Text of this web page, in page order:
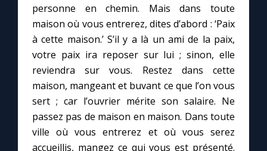
Marie qui défait les nœuds
Me consacrer à Jésus par Marie
Mes intentions de prière
Une Minute avec Marie
personne en chemin. Mais dans toute
maison où vous entrerez, dites d’abord : ‘Paix
à cette maison.’ S’il y a là un ami de la paix,
votre paix ira reposer sur lui ; sinon, elle
reviendra sur vous. Restez dans cette
maison, mangeant et buvant ce que l’on vous
sert ; car l’ouvrier mérite son salaire. Ne
passez pas de maison en maison. Dans toute
ville où vous entrerez et où vous serez
accueillis, mangez ce qui vous est présenté.